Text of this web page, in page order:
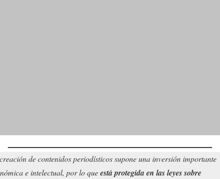
de contenidos periodísticos supone una inversión importante
e intelectual, por lo queestá protegida en las leyes sobre